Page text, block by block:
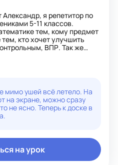
я репетитор по
5-11 классов.
тем, кому предмет
кто хочет улучшить
ВПР. Так же
объясняю материал
разбираем темы шаг за
их на практике.
понимания:
темы и учимся понимать,
правила, а затем
уровня. Стараюсь
это не набор непонятных
всё связано.
не просто решают задания,
разные способы решения
и дружелюбной
мимо ушей всё летело. На
на экране, можно сразу
не ясно. Теперь к доске в
на урок